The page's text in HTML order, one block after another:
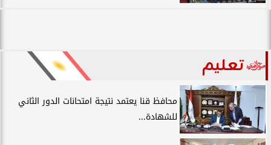
تعليم
محافظ قنا يعتمد نتيجة امتحانات الدور الثاني
للشهادة...